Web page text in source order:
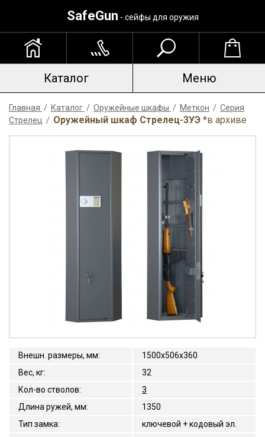
SafeGun - сейфы для оружия
Каталог Меню
Главная / Каталог / Оружейные шкафы / Меткон / Серия
Стрелец / Оружейный шкаф Стрелец-3УЭ *в архиве
Внешн. размеры, мм:
1500x506x360
Вес, кг:
32
Кол-во стволов:
3
Длина ружей, мм:
1350
Тип замка:
ключевой + кодовый эл.